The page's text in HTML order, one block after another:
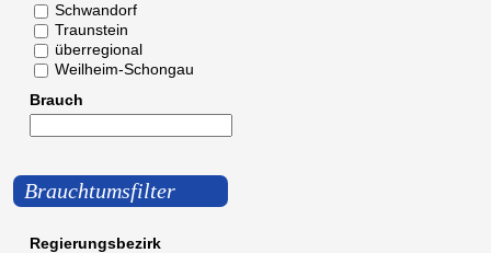
Schwandorf
Traunstein
überregional
Weilheim-Schongau
Brauch
Brauchtumsfilter
Regierungsbezirk